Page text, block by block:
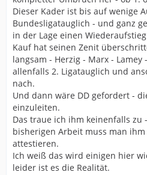
Dieser Kader ist bis auf wenige
Bundesligatauglich - und ganz
in der Lage einen
Kauf hat seinen Zenit
langsam - Herzig - Marx -
allenfalls 2. Ligatauglich und
nach.
Und dann wäre DD gefordert -
einzuleiten.
Das traue ich ihm keinenfalls zu
bisherigen Arbeit muss man
attestieren.
Ich weiß das wird einigen hier
leider ist es die Realität.